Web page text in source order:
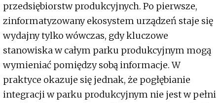
przedsiębiorstw produkcyjnych. Po pierwsze,
zinformatyzowany ekosystem urządzeń staje się
wydajny tylko wówczas, gdy kluczowe
stanowiska w całym parku produkcyjnym mogą
wymieniać pomiędzy sobą informacje. W
praktyce okazuje się jednak, że pogłębianie
integracji w parku produkcyjnym nie jest w pełni